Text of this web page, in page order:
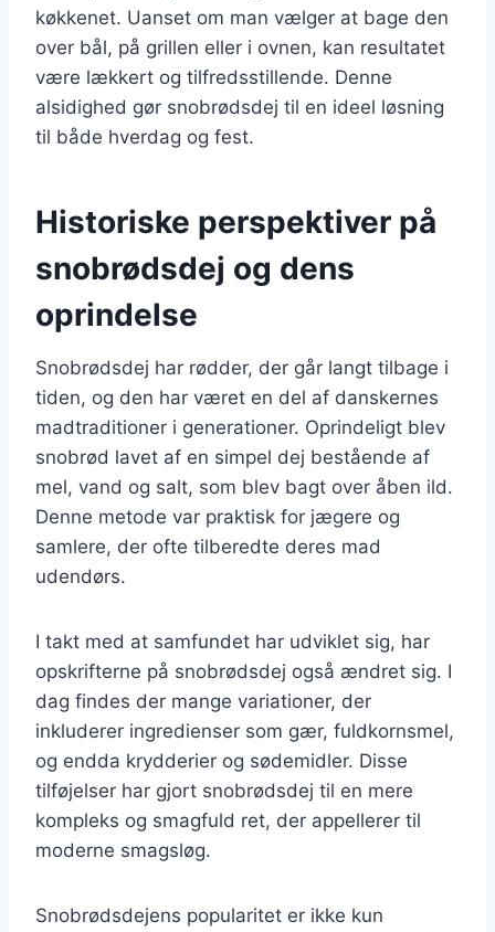
køkkenet. Uanset om man vælger at bage den
over bål, på grillen eller i ovnen, kan resultatet
være lækkert og tilfredsstillende. Denne
alsidighed gør snobrødsdej til en ideel løsning
til både hverdag og fest.
Historiske perspektiver på
snobrødsdej og dens
oprindelse
Snobrødsdej har rødder, der går langt tilbage i
tiden, og den har været en del af danskernes
madtraditioner i generationer. Oprindeligt blev
snobrød lavet af en simpel dej bestående af
mel, vand og salt, som blev bagt over åben ild.
Denne metode var praktisk for jægere og
samlere, der ofte tilberedte deres mad
udendørs.
I takt med at samfundet har udviklet sig, har
opskrifterne på snobrødsdej også ændret sig. I
dag findes der mange variationer, der
inkluderer ingredienser som gær, fuldkornsmel,
og endda krydderier og sødemidler. Disse
tilføjelser har gjort snobrødsdej til en mere
kompleks og smagfuld ret, der appellerer til
moderne smagsløg.
Snobrødsdejens popularitet er ikke kun